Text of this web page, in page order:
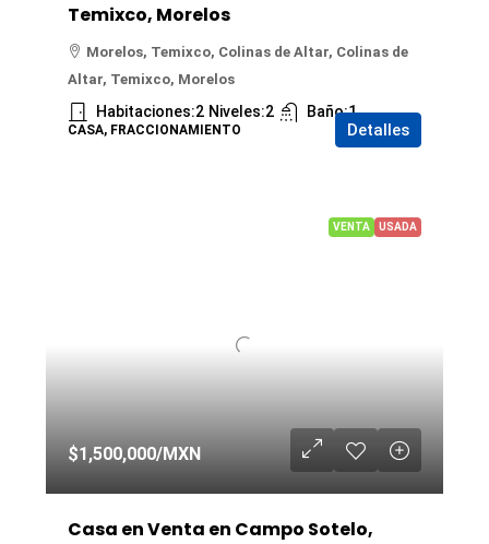
Temixco, Morelos
Morelos, Temixco, Colinas de Altar, Colinas de
Altar, Temixco, Morelos
Habitaciones:2 Niveles:2 Baño:1
CASA, FRACCIONAMIENTO Detalles
VENTA USADA
$1,500,000/MXN
Casa en Venta en Campo Sotelo,